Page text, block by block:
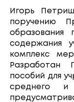
Игорь
поручению
образования
содержания
комплекс
Разработан
пособий для
среднего и